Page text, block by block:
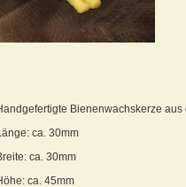
Bienenwachskerze
ca. 30mm
ca. 30mm
ca. 45mm